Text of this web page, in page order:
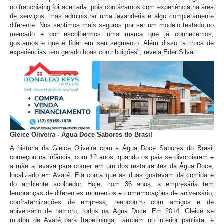
no franchising foi acertada, pois contávamos com experiência na área
de serviços, mas administrar uma lavanderia é algo completamente
diferente. Nos sentimos mais seguros por ser um modelo testado no
mercado e por escolhermos uma marca que já conhecemos,
gostamos e que é líder em seu segmento. Além disso, a troca de
experiências tem gerado boas contribuições", revela Eder Silva.
Gleice Oliveira - Água Doce Sabores do Brasil
A história da Gleice Oliveira com a Água Doce Sabores do Brasil
começou na infância, com 12 anos, quando os pais se divorciaram e
a mãe a levava para comer em um dos restaurantes da Água Doce,
localizado em Avaré. Ela conta que as duas gostavam da comida e
do ambiente acolhedor. Hoje, com 36 anos, a empresária tem
lembranças de diferentes momentos e comemorações de aniversário,
confraternizações de empresa, reencontro com amigos e de
aniversário de namoro, todos na Água Doce. Em 2014, Gleice se
mudou de Avaré para Itapetininga, também no interior paulista, e